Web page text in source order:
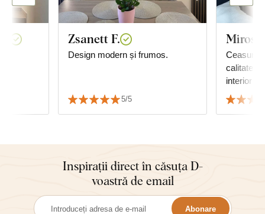
Zsanett F.
Design modern și frumos.
5/5
Ceasurile
calitate,
interior
reușit să
decorul
Inspirații direct în căsuța D-
voastră de email
Abonare